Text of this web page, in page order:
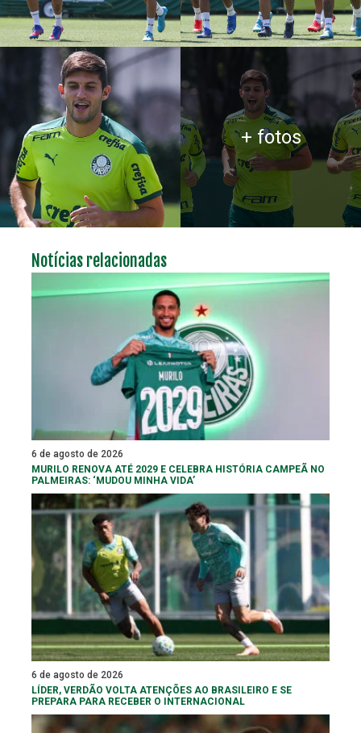
+ fotos
Notícias relacionadas
6 de agosto de 2026
MURILO RENOVA ATÉ 2029 E CELEBRA HISTÓRIA CAMPEÃ NO
PALMEIRAS: ‘MUDOU MINHA VIDA’
6 de agosto de 2026
LÍDER, VERDÃO VOLTA ATENÇÕES AO BRASILEIRO E SE
PREPARA PARA RECEBER O INTERNACIONAL